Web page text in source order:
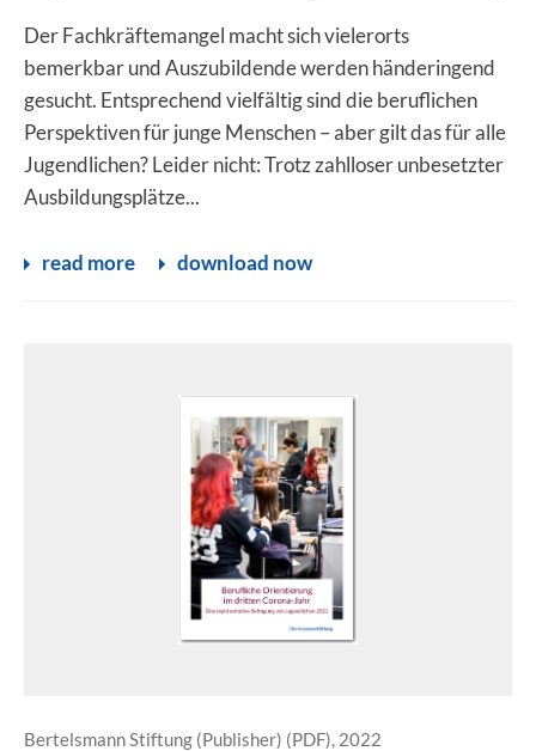
Der Fachkräftemangel macht sich vielerorts
bemerkbar und Auszubildende werden händeringend
gesucht. Entsprechend vielfältig sind die beruflichen
Perspektiven für junge Menschen – aber gilt das für alle
Jugendlichen? Leider nicht: Trotz zahlloser unbesetzter
Ausbildungsplätze...
read more download now
Bertelsmann Stiftung (Publisher) (PDF), 2022